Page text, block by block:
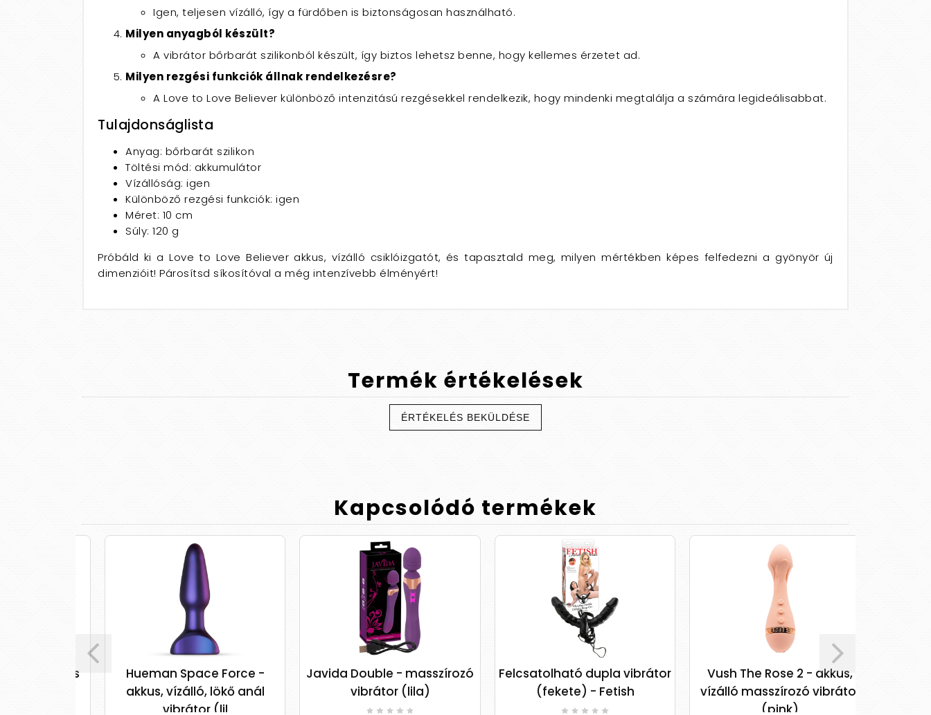
Igen, teljesen vízálló, így a fürdőben is biztonságosan használható.
Milyen anyagból készült?
A vibrátor bőrbarát szilikonból készült, így biztos lehetsz benne, hogy kellemes érzetet ad.
Milyen rezgési funkciók állnak rendelkezésre?
A Love to Love Believer különböző intenzitású rezgésekkel rendelkezik, hogy mindenki megtalálja a számára legideálisabbat.
Tulajdonságlista
Anyag: bőrbarát szilikon
Töltési mód: akkumulátor
Vízállóság: igen
Különböző rezgési funkciók: igen
Méret: 10 cm
Súly: 120 g
Próbáld ki a Love to Love Believer akkus, vízálló csiklóizgatót, és tapasztald meg, milyen mértékben képes felfedezni a gyönyör új
dimenzióit! Párosítsd síkosítóval a még intenzívebb élményért!
Termék értékelések
ÉRTÉKELÉS BEKÜLDÉSE
Kapcsolódó termékek
Hueman Space Force -
akkus, vízálló, lökő anál
vibrátor (lil
Javida Double - masszírozó
vibrátor (lila)
Felcsatolható dupla vibrátor
(fekete) - Fetish
Vush The Rose 2 - akkus,
vízálló masszírozó vibrátor
(pink)